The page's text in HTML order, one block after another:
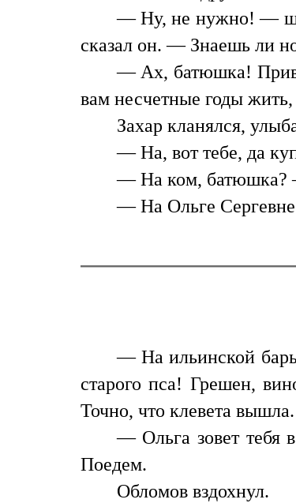
— Ну, не нужно! —
сказал он. — Знаешь ли
— Ах, батюшка!
вам несчетные годы
Захар кланялся,
— На, вот тебе, да
— На ком, батюшка?
— На Ольге
— На ильинской
старого пса! Грешен,
Точно, что клевета
— Ольга зовет тебя
Поедем.
Обломов вздохнул.